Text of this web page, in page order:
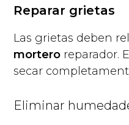
Reparar grietas
Las grietas deben
mortero reparador.
secar
Eliminar